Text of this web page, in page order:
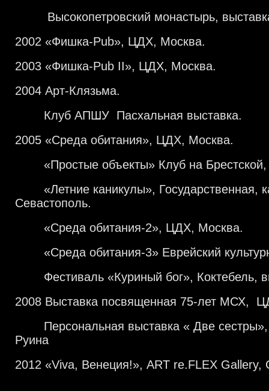
Высокопетровский монастырь,
2002 «Фишка-Pub», ЦДХ, Москва.
2003 «Фишка-Pub II», ЦДХ, Москва.
2004 Арт-Клязьма.
Клуб АПШУ Пасхальная выставка.
2005 «Среда обитания», ЦДХ, Москва.
«Простые объекты» Клуб на Брестской,
«Летние каникулы», Государственная,
Севастополь.
«Среда обитания-2», ЦДХ, Москва.
«Среда обитания-3» Еврейский
Фестиваль «Куриный бог», Коктебель,
2008 Выставка посвященная 75-лет МСХ,
Персональная выставка « Две
Руина
2012 «Viva, Венеция!», ART re.FLEX Gallery,